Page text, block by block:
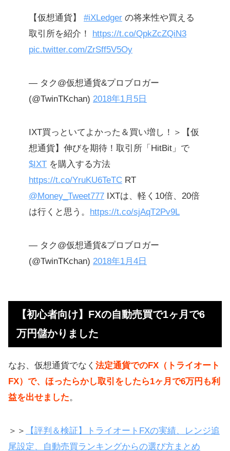
【仮想通貨】 #iXLedger の将来性や買える
取引所を紹介！
https://t.co/QpkZcZQiN3
pic.twitter.com/ZrSff5V5Oy
— タク@仮想通貨&プロブロガー
(@TwinTKchan) 2018年1月5日
IXT買っといてよかった＆買い増し！＞【仮
想通貨】伸びを期待！取引所「HitBit」で
$IXT を購入する方法
https://t.co/YruKU6TeTC RT
@Money_Tweet777 IXTは、軽く10倍、20倍
は行くと思う。
https://t.co/sjAqT2Pv9L
— タク@仮想通貨&プロブロガー
(@TwinTKchan) 2018年1月4日
【初心者向け】FXの自動売買で1ヶ月で6
万円儲かりました
なお、仮想通貨でなく 法定通貨でのFX（トライオート
FX）で、ほったらかし取引をしたら1ヶ月で6万円も利
益を出せました。
＞＞
【評判＆検証】トライオートFXの実績、レンジ追
尾設定、自動売買ランキングからの選び方まとめ